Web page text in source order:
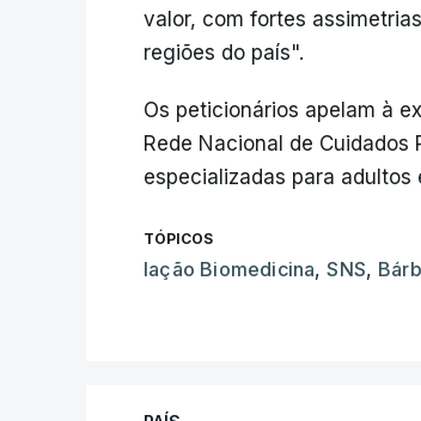
valor, com fortes
regiões do país".
Os peticionários apelam à
Rede Nacional de
especializadas para
TÓPICOS
Iação Biomedicina,SNS,